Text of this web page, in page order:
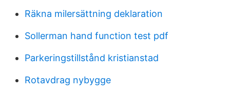
Räkna milersättning deklaration
Sollerman hand function test pdf
Parkeringstillstånd kristianstad
Rotavdrag nybygge